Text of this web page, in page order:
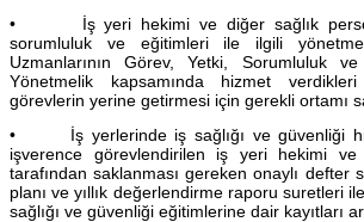
• İş yeri hekimi ve diğer sağlık
sorumluluk ve eğitimleri ile ilgili
Uzmanlarının Görev, Yetki, Sorumluluk
Yönetmelik kapsamında hizmet
görevlerin yerine getirmesi için gerekli ortamı
• İş yerlerinde iş sağlığı ve güvenliği
işverence görevlendirilen iş yeri hekimi ve
tarafından saklanması gereken onaylı defter
planı ve yıllık değerlendirme raporu suretleri
sağlığı ve güvenliği eğitimlerine dair kayıtları